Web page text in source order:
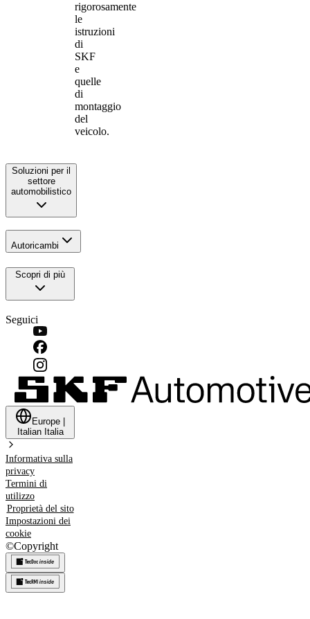
rigorosamente
le
istruzioni
di
SKF
e
quelle
di
montaggio
del
veicolo.
Soluzioni per il
settore
automobilistico
Autoricambi
Scopri di più
Seguici
Europe
Italian Italia
Informativa sulla
privacy
Termini di
utilizzo
Proprietà del sito
Impostazioni dei
cookie
©Copyright